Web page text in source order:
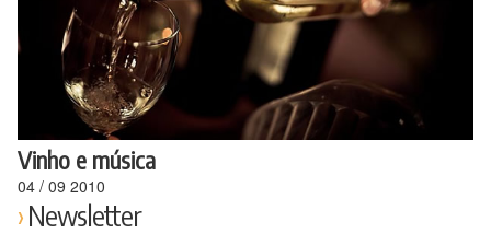
Vinho e música
04 / 09 2010
Newsletter